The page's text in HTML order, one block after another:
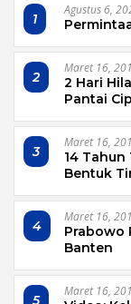
1
Agustus 6,
2
Maret 16,
2 Hari
Pantai
3
Maret 16,
14
Bentuk
4
Maret 16,
Prabowo
Banten
5
Maret 16,